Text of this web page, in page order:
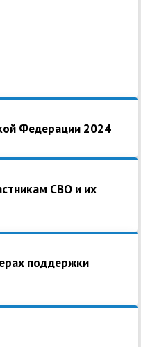
Федерации 2024
СВО и их
поддержки